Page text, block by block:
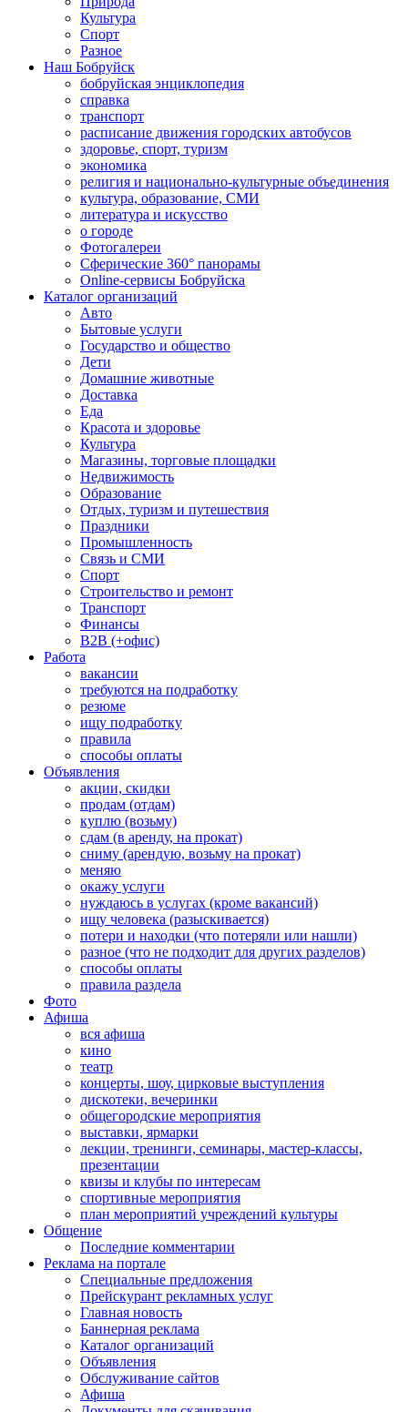
Культура
Спорт
Разное
Наш Бобруйск
бобруйская энциклопедия
справка
транспорт
расписание движения городских автобусов
здоровье, спорт, туризм
экономика
религия и национально-культурные объединения
культура, образование, СМИ
литература и искусство
о городе
Фотогалереи
Сферические 360° панорамы
Online-сервисы Бобруйска
Каталог организаций
Авто
Бытовые услуги
Государство и общество
Дети
Домашние животные
Доставка
Еда
Красота и здоровье
Культура
Магазины, торговые площадки
Недвижимость
Образование
Отдых, туризм и путешествия
Праздники
Промышленность
Связь и СМИ
Спорт
Строительство и ремонт
Транспорт
Финансы
B2B (+офис)
Работа
вакансии
требуются на подработку
резюме
ищу подработку
правила
способы оплаты
Объявления
акции, скидки
продам (отдам)
куплю (возьму)
сдам (в аренду, на прокат)
сниму (арендую, возьму на прокат)
меняю
окажу услуги
нуждаюсь в услугах (кроме вакансий)
ищу человека (разыскивается)
потери и находки (что потеряли или нашли)
разное (что не подходит для других разделов)
способы оплаты
правила раздела
Фото
Афиша
вся афиша
кино
театр
концерты, шоу, цирковые выступления
дискотеки, вечеринки
общегородские мероприятия
выставки, ярмарки
лекции, тренинги, семинары, мастер-классы,
презентации
квизы и клубы по интересам
спортивные мероприятия
план мероприятий учреждений культуры
Общение
Последние комментарии
Реклама на портале
Специальные предложения
Прейскурант рекламных услуг
Главная новость
Баннерная реклама
Каталог организаций
Объявления
Обслуживание сайтов
Афиша